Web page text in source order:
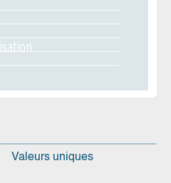
Valeurs uniques